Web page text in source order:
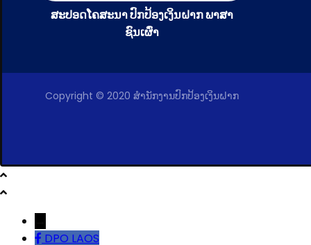
ສະປອດໂຄສະນາ ປົກປ້ອງເງິນຝາກ ພາສາ
ຊົນເຜົ່າ
Copyright © 2020 ສໍານັກງານປົກປ້ອງເງິນຝາກ
DPO LAOS